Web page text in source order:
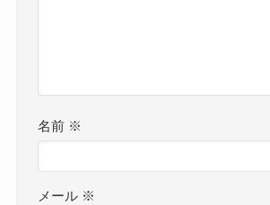
名前 ※
メール ※